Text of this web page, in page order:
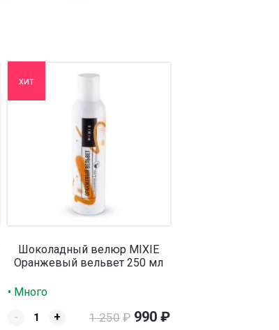
хит
Шоколадный велюр MIXIE
Оранжевый вельвет 250 мл
• Много
-
+ 1 250 ₽ 990 ₽